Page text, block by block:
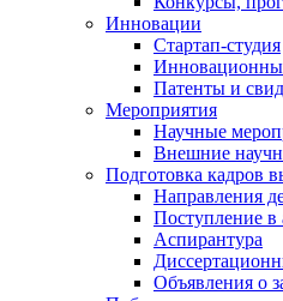
Инновации
Стартап-студия
Патенты и
Мероприятия
Научные
Внешние
Подготовка кадров
Направления
Поступление в
Аспирантура
Объявления о